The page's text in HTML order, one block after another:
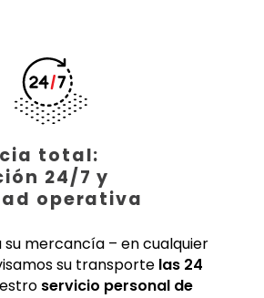
total:
24/7 y
operativa
mercancía – en cualquier
su transporte las 24
servicio personal de